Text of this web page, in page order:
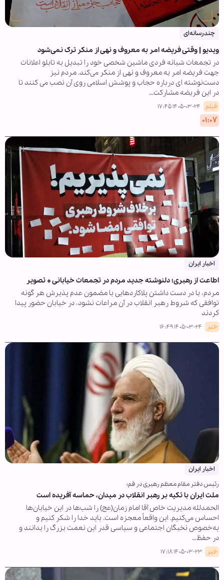
چندرسانه‌ای
ویدیو | وقتی فریضه امر به معروف و نهی از منکر ترک نمی‌شود
در تجمعات شبانه فردی ماشین شخصی خود را تبدیل به تابلو اعلانات
جهت فریضه امر به معروف و نهی از منکر می‌کند. مردم نیز
دست‌نوشته ای درباره حجاب و پوشش اسلامی روی آن نصب می کنند تا
در این فریضه مشارکت…
فیلم ۱۴۰۵-۰۳-۲۴ ۱۷:۴۵
۰۱:۰۷
اخبار ایران
اطاعت از رهبری؛ دلنوشته جدید مردم در تجمعات خیابانی + تصویر
مردم، با در دست داشتن پلاکاردهایی با مضمون عدم پذیرش هر گونه
توافقی که شروط رهبر انقلاب در آن مراعات نشود، در خیابان حضور پیدا
کردند
خبر ۱۴۰۵-۰۳-۲۴ ۱۶:۴۹
اخبار ایران
رئیس دفتر مقام معظم رهبری در قم؛
ملت ایران با تکیه بر رهبر انقلاب در میدان، حماسه آفریده است
الحمدلله مدیریت خاص آقا امام زمان(عج) را شب‌ها در این خیابان‌ها
احساس می‌کنیم. این واقعاً معجزه است. باید خدا را شکر کنیم و
به‌خصوص نخبگان اجتماعی و سیاسی قدر این نعمت بزرگ را بدانند و
در حفظ…
خبر ۱۴۰۵-۰۳-۲۳ ۱۷:۱۸